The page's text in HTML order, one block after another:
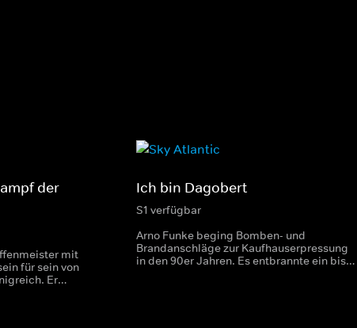
der
mit
für sein von
Er
Ich bin Dagobert
S1 verfügbar
Arno Funke beging Bomben- und
Brandanschläge zur Kaufhauserpressung
in den 90er Jahren. Es entbrannte ein bis